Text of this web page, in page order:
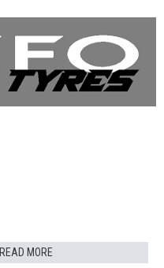
READ MORE